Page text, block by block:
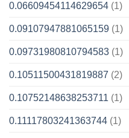
0.06609454114629654 (1)
0.09107947881065159 (1)
0.09731980810794583 (1)
0.10511500431819887 (2)
0.10752148638253711 (1)
0.11117803241363744 (1)